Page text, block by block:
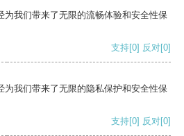
为我们带来了无限的流畅体验和安全性保
支持[0] 反对[0]
为我们带来了无限的隐私保护和安全性保
支持[0] 反对[0]